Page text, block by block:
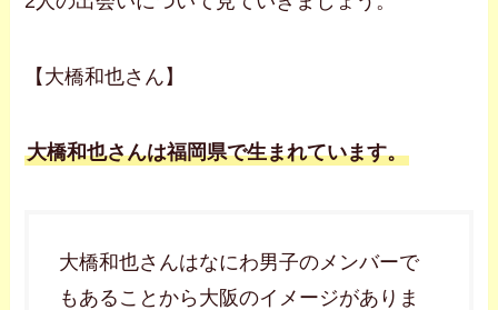
【大橋和也さん】
大橋和也さんは福岡県で生まれています。
大橋和也さんはなにわ男子のメンバーで
もあることから大阪のイメージがありま